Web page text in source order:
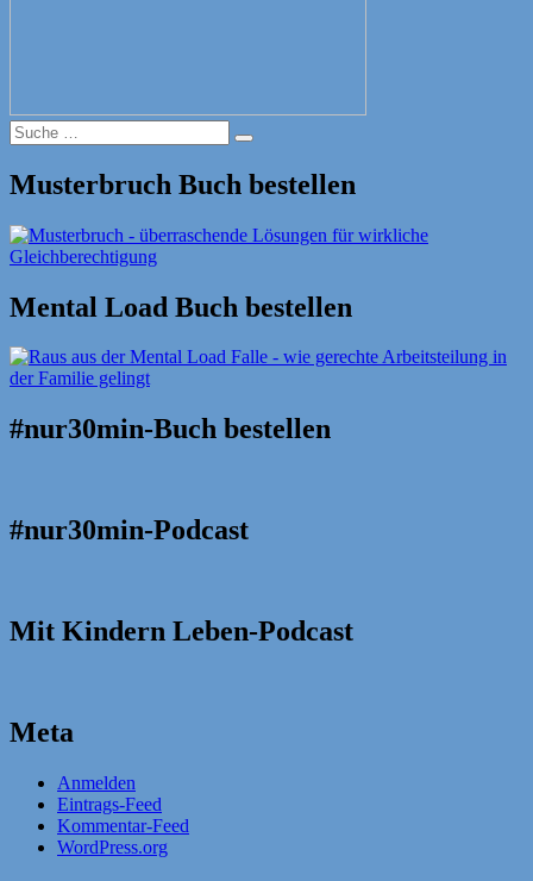
Suche
nach:
Suche
Musterbruch Buch bestellen
Mental Load Buch bestellen
#nur30min-Buch bestellen
#nur30min-Podcast
Mit Kindern Leben-Podcast
Meta
Anmelden
Eintrags-Feed
Kommentar-Feed
WordPress.org